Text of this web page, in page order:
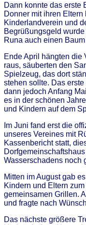
Dann konnte das erste
Donner mit ihren
Kinderlandverein und
Begrüßungsgeld
Runa auch einen
Ende April hängten die
raus, säuberten den
Spielzeug, das dort
stehen sollte. Das
dann jedoch Anfang
es in der schönen
und Kindern auf dem
Im Juni fand erst die
unseres Vereines mit
Kassenbericht statt,
Wasserschadens noch
Mitten im August gab
Kindern und Eltern
gemeinsamen Grillen.
und fragte nach
Das nächste größere